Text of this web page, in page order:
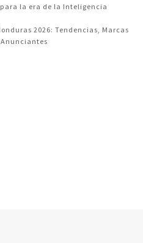
para la era de la Inteligencia
2026: Tendencias, Marcas